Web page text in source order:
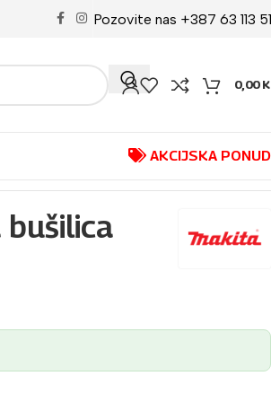
Pozovite nas +387 63 113
0,00
AKCIJSKA
bušilica